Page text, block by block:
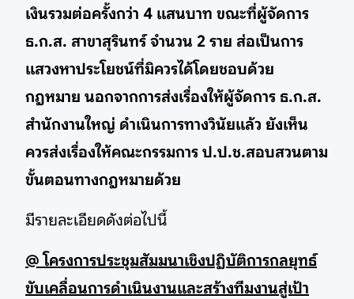
เงินรวมต่อครั้งกว่า 4 แสนบาท ขณะที่ผู้จัดการ
ธ.ก.ส. สาขาสุรินทร์ จำนวน 2 ราย ส่อเป็นการ
แสวงหาประโยชน์ที่มิควรได้โดยชอบด้วย
กฎหมาย นอกจากการส่งเรื่องให้ผู้จัดการ ธ.ก.ส.
สำนักงานใหญ่ ดำเนินการทางวินัยแล้ว ยังเห็น
ควรส่งเรื่องให้คณะกรรมการ ป.ป.ช.สอบสวนตาม
ขั้นตอนทางกฎหมายด้วย
มีรายละเอียดดังต่อไปนี้
@ โครงการประชุมสัมมนาเชิงปฏิบัติการกลยุทธ์
ขับเคลื่อนการดำเนินงานและสร้างทีมงานสู่เป้า